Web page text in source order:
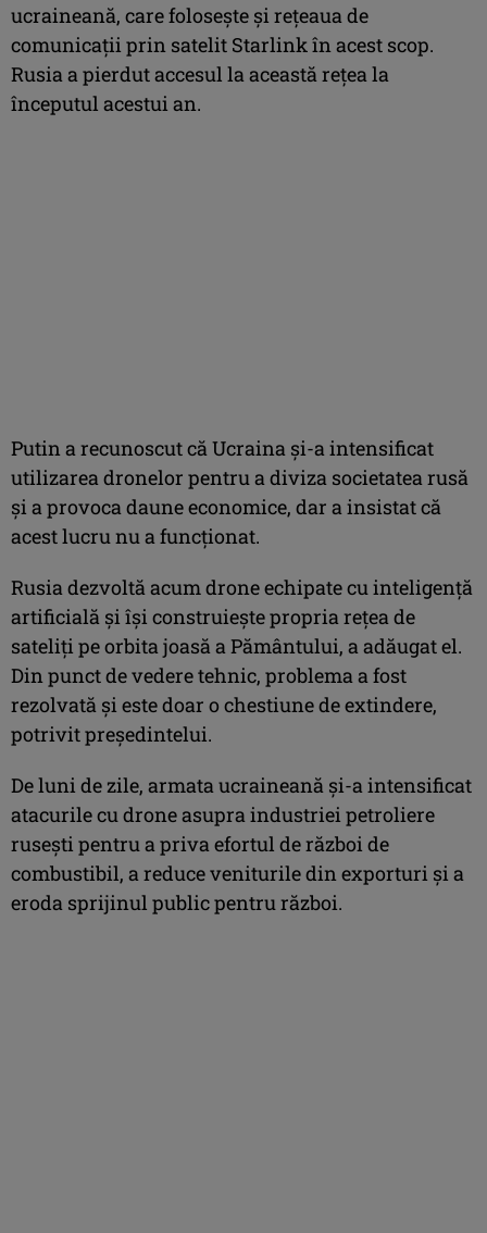
ucraineană, care foloseşte şi reţeaua de
comunicaţii prin satelit Starlink în acest scop.
Rusia a pierdut accesul la această reţea la
începutul acestui an.
Putin a recunoscut că Ucraina şi-a intensificat
utilizarea dronelor pentru a diviza societatea rusă
şi a provoca daune economice, dar a insistat că
acest lucru nu a funcţionat.
Rusia dezvoltă acum drone echipate cu inteligenţă
artificială şi îşi construieşte propria reţea de
sateliţi pe orbita joasă a Pământului, a adăugat el.
Din punct de vedere tehnic, problema a fost
rezolvată şi este doar o chestiune de extindere,
potrivit preşedintelui.
De luni de zile, armata ucraineană şi-a intensificat
atacurile cu drone asupra industriei petroliere
ruseşti pentru a priva efortul de război de
combustibil, a reduce veniturile din exporturi şi a
eroda sprijinul public pentru război.